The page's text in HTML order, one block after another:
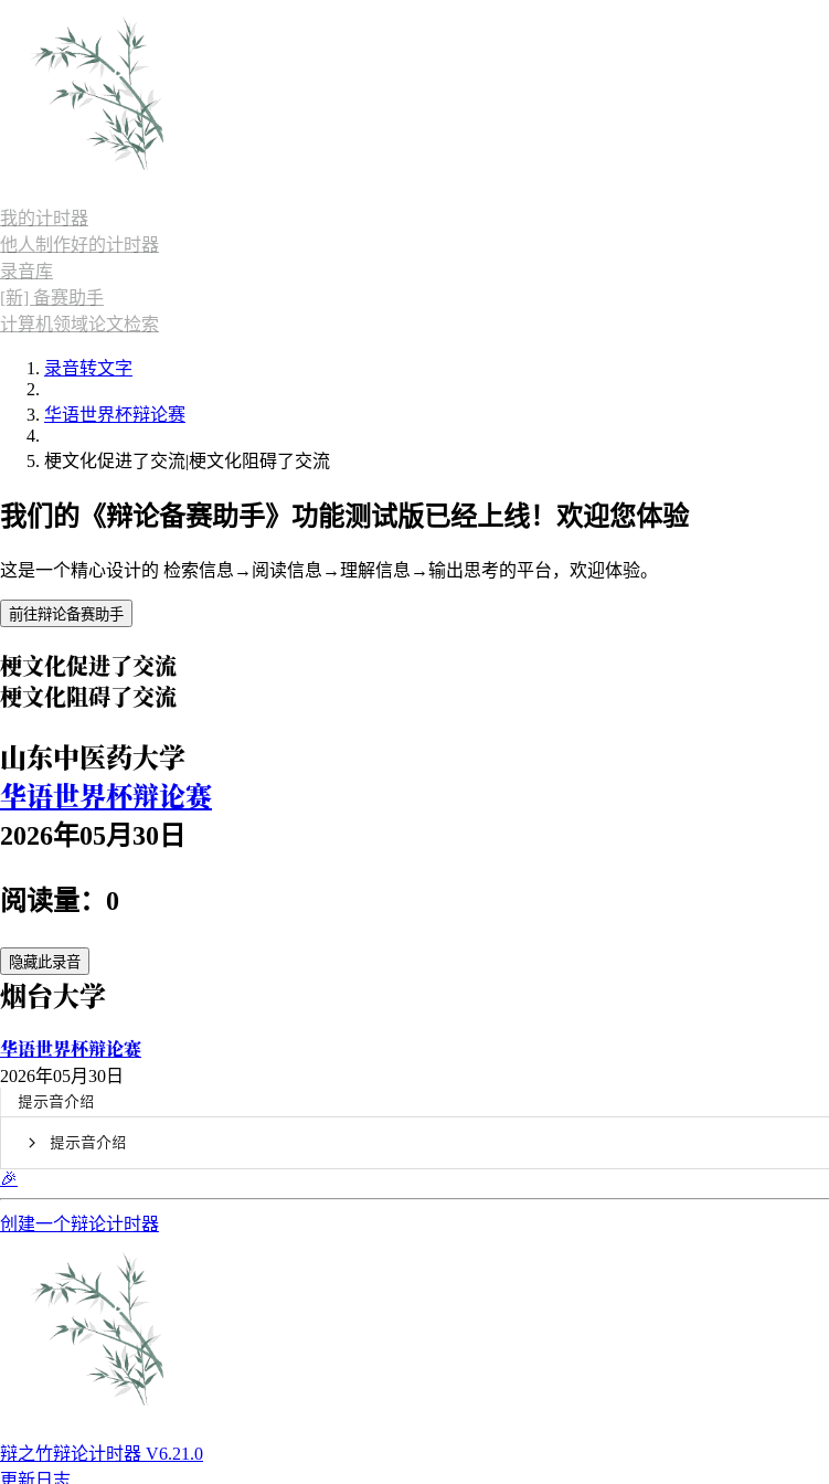
我的计时器
他人制作好的计时器
录音库
[新] 备赛助手
计算机领域论文检索
录音转文字
华语世界杯辩论赛
梗文化促进了交流|梗文化阻碍了交流
我们的《辩论备赛助手》功能测试版已经上线！欢迎您体验
这是一个精心设计的 检索信息→阅读信息→理解信息→输出思考的平台，欢迎体验。
前往辩论备赛助手
梗文化促进了交流
梗文化阻碍了交流
山东中医药大学
华语世界杯辩论赛
2026年05月30日
阅读量：0
隐藏此录音
烟台大学
华语世界杯辩论赛
2026年05月30日
提示音介绍
提示音介绍
🎉
创建一个辩论计时器
辩之竹辩论计时器 V6.21.0
更新日志